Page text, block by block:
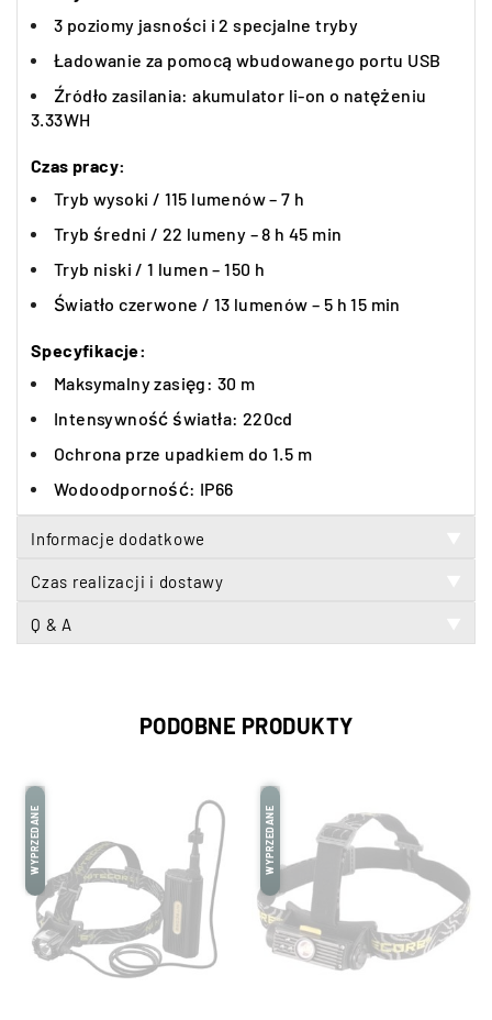
3 poziomy jasności i 2 specjalne tryby
Ładowanie za pomocą wbudowanego portu USB
Źródło zasilania: akumulator li-on o natężeniu
3.33WH
Czas pracy:
Tryb wysoki / 115 lumenów – 7 h
Tryb średni / 22 lumeny – 8 h 45 min
Tryb niski / 1 lumen – 150 h
Światło czerwone / 13 lumenów – 5 h 15 min
Specyfikacje:
Maksymalny zasięg: 30 m
Intensywność światła: 220cd
Ochrona prze upadkiem do 1.5 m
Wodoodporność: IP66
Informacje dodatkowe
Czas realizacji i dostawy
Q & A
PODOBNE PRODUKTY
WYPRZEDANE WYPRZEDANE